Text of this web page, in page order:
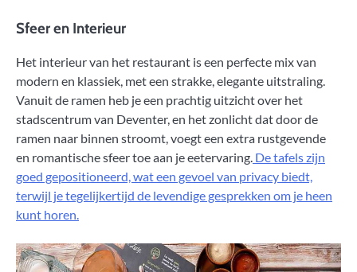
Sfeer en Interieur
Het interieur van het restaurant is een perfecte mix van
modern en klassiek, met een strakke, elegante uitstraling.
Vanuit de ramen heb je een prachtig uitzicht over het
stadscentrum van Deventer, en het zonlicht dat door de
ramen naar binnen stroomt, voegt een extra rustgevende
en romantische sfeer toe aan je eetervaring. De tafels zijn
goed gepositioneerd, wat een gevoel van privacy biedt,
terwijl je tegelijkertijd de levendige gesprekken om je heen
kunt horen.